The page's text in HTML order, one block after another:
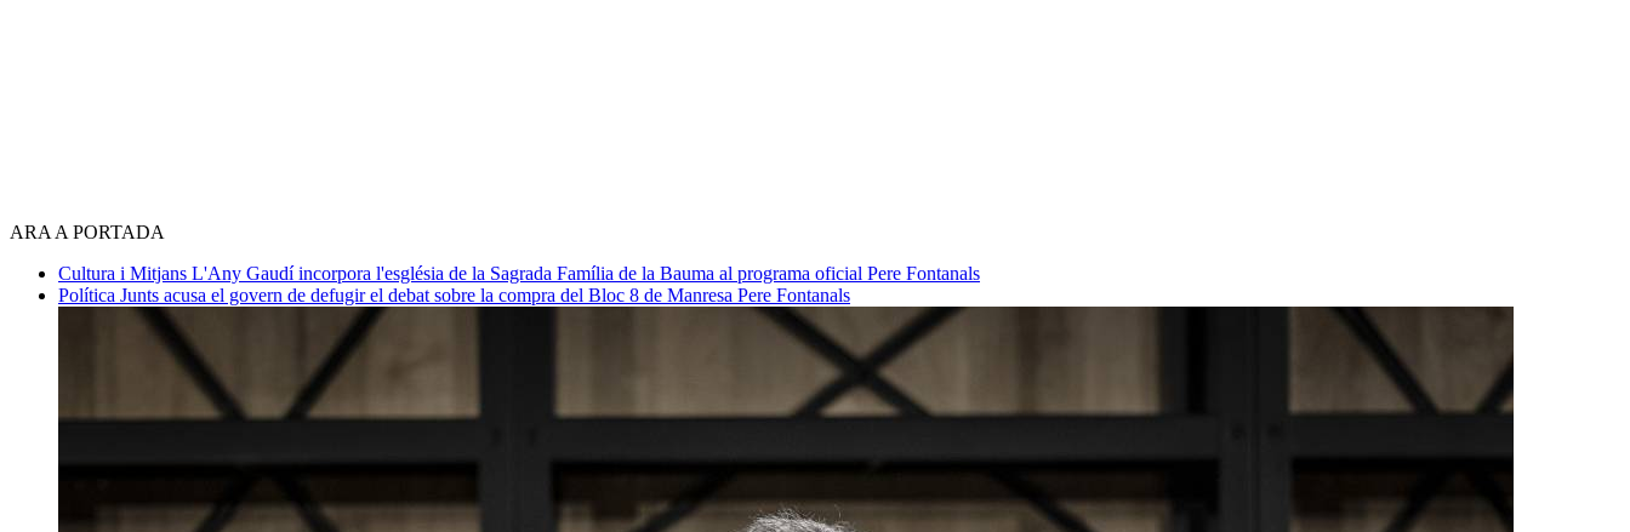
ARA A PORTADA
Cultura i Mitjans L'Any Gaudí incorpora l'església de la Sagrada Família de la Bauma al programa oficial Pere Fontanals
Política Junts acusa el govern de defugir el debat sobre la compra del Bloc 8 de Manresa Pere Fontanals